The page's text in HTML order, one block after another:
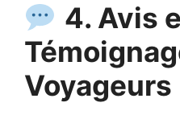
4. Avis
Voyageurs